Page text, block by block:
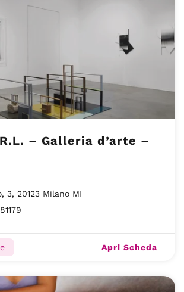
– Galleria d’arte –
3, 20123 Milano MI
Apri Scheda